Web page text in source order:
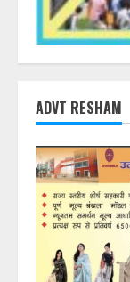
ADVT RESHAM